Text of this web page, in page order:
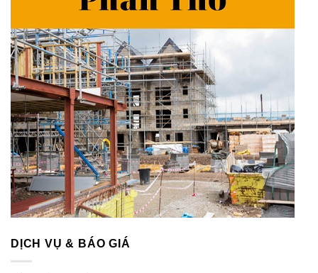
DỊCH VỤ & BÁO GIÁ